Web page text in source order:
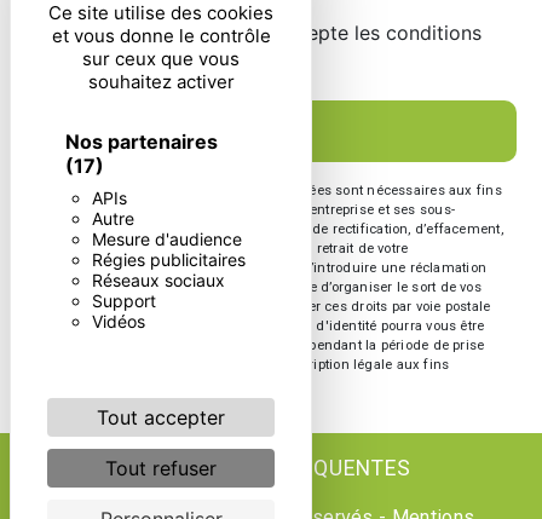
Ce site utilise des cookies
et vous donne le contrôle
sur ceux que vous
souhaitez activer
Nos partenaires
(17)
APIs
Autre
Mesure d'audience
Régies publicitaires
Réseaux sociaux
Support
Vidéos
Tout accepter
Tout refuser
En cochant cette case, j'accepte les conditions
particulières ci-dessous **
** Les données personnelles communiquées sont nécessaires aux fins
de vous contacter. Elles sont destinées à l'entreprise et ses sous-
traitants. Vous disposez de droits d’accès, de rectification, d’effacement,
de portabilité, de limitation, d’opposition, de retrait de votre
consentement à tout moment et du droit d’introduire une réclamation
auprès d’une autorité de contrôle, ainsi que d’organiser le sort de vos
données post-mortem. Vous pouvez exercer ces droits par voie postale
ou par courrier électronique. Un justificatif d'identité pourra vous être
demandé. Nous conservons vos données pendant la période de prise
de contact puis pendant la durée de prescription légale aux fins
RECHERCHES FRÉQUENTES